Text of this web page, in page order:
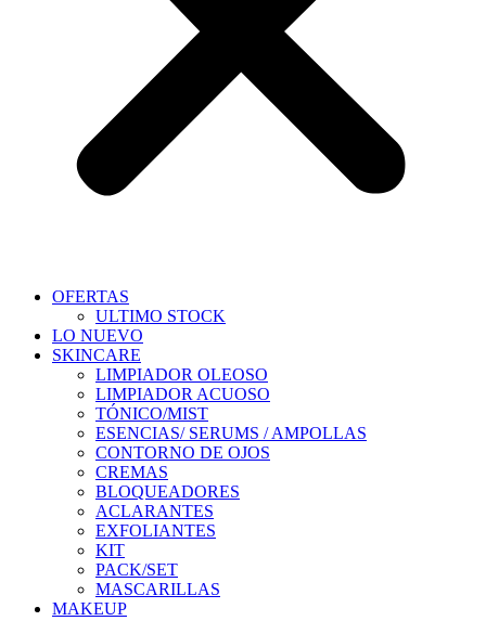
OFERTAS
ULTIMO STOCK
LO NUEVO
SKINCARE
LIMPIADOR OLEOSO
LIMPIADOR ACUOSO
TÓNICO/MIST
ESENCIAS/ SERUMS / AMPOLLAS
CONTORNO DE OJOS
CREMAS
BLOQUEADORES
ACLARANTES
EXFOLIANTES
KIT
PACK/SET
MASCARILLAS
MAKEUP